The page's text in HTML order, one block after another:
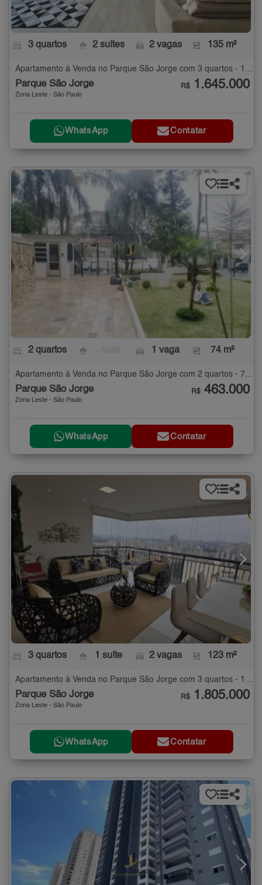
3 quartos 2 suítes 2 vagas 135 m²
Parque São Jorge
Zona Leste - São Paulo
R$ 1.645.000
WhatsApp Contatar
2 quartos 1 vaga 74 m²
Apartamento à Venda no Parque São Jorge com 2 quartos - 74 m²
Parque São Jorge
Zona Leste - São Paulo
R$ 463.000
WhatsApp Contatar
3 quartos 1 suíte 2 vagas 123 m²
Apartamento à Venda no Parque São Jorge com 3 quartos - 123 m²
Parque São Jorge
Zona Leste - São Paulo
R$ 1.805.000
WhatsApp Contatar